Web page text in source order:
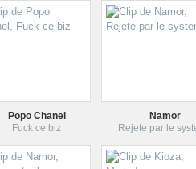
Popo Chanel
Fuck ce biz
Namor
Rejete par le